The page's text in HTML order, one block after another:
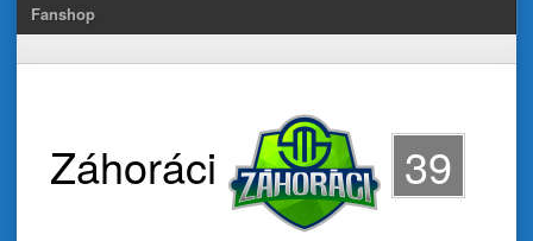
Fanshop
Záhoráci 39